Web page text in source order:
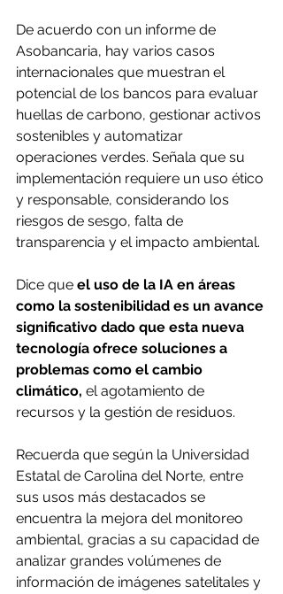
De acuerdo con un informe de
Asobancaria, hay varios casos
internacionales que muestran el
potencial de los bancos para evaluar
huellas de carbono, gestionar activos
sostenibles y automatizar
operaciones verdes. Señala que su
implementación requiere un uso ético
y responsable, considerando los
riesgos de sesgo, falta de
transparencia y el impacto ambiental.
Dice que el uso de la IA en áreas
como la sostenibilidad es un avance
significativo dado que esta nueva
tecnología ofrece soluciones a
problemas como el cambio
climático, el agotamiento de
recursos y la gestión de residuos.
Recuerda que según la Universidad
Estatal de Carolina del Norte, entre
sus usos más destacados se
encuentra la mejora del monitoreo
ambiental, gracias a su capacidad de
analizar grandes volúmenes de
información de imágenes satelitales y